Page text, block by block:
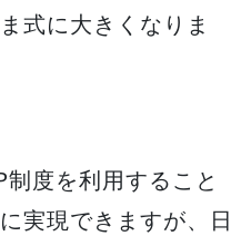
式に大きくなりま
度を利用すること
実現できますが、日